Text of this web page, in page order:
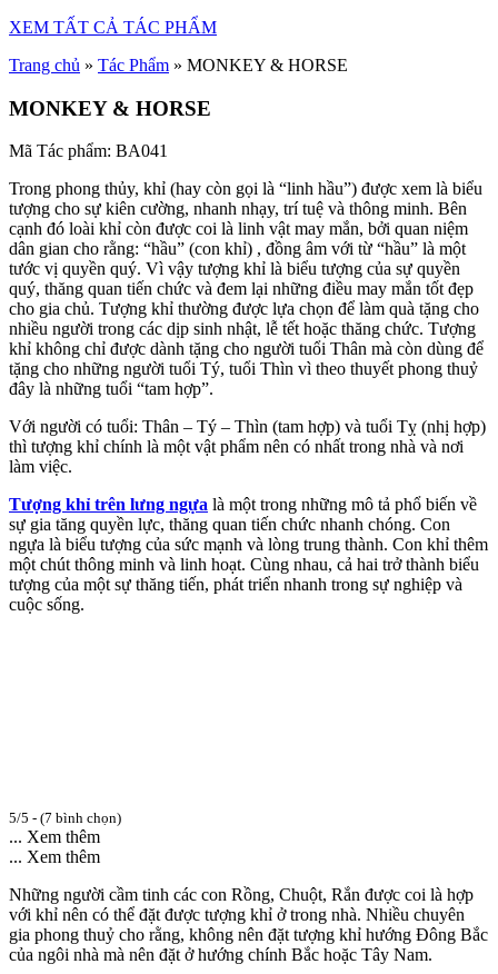
XEM TẤT CẢ TÁC PHẨM
Trang chủ » Tác Phẩm » MONKEY & HORSE
MONKEY & HORSE
Mã Tác phẩm: BA041
Trong phong thủy, khỉ (hay còn gọi là “linh hầu”) được xem là biểu
tượng cho sự kiên cường, nhanh nhạy, trí tuệ và thông minh. Bên
cạnh đó loài khỉ còn được coi là linh vật may mắn, bởi quan niệm
dân gian cho rằng: “hầu” (con khỉ) , đồng âm với từ “hầu” là một
tước vị quyền quý. Vì vậy tượng khỉ là biểu tượng của sự quyền
quý, thăng quan tiến chức và đem lại những điều may mắn tốt đẹp
cho gia chủ. Tượng khỉ thường được lựa chọn để làm quà tặng cho
nhiều người trong các dịp sinh nhật, lễ tết hoặc thăng chức. Tượng
khỉ không chỉ được dành tặng cho người tuổi Thân mà còn dùng để
tặng cho những người tuổi Tý, tuổi Thìn vì theo thuyết phong thuỷ
đây là những tuổi “tam hợp”.
Với người có tuổi: Thân – Tý – Thìn (tam hợp) và tuổi Tỵ (nhị hợp)
thì tượng khỉ chính là một vật phẩm nên có nhất trong nhà và nơi
làm việc.
Tượng khỉ trên lưng ngựa là một trong những mô tả phổ biến về
sự gia tăng quyền lực, thăng quan tiến chức nhanh chóng. Con
ngựa là biểu tượng của sức mạnh và lòng trung thành. Con khỉ thêm
một chút thông minh và linh hoạt. Cùng nhau, cả hai trở thành biểu
tượng của một sự thăng tiến, phát triển nhanh trong sự nghiệp và
cuộc sống.
5/5 - (7 bình chọn)
... Xem thêm
... Xem thêm
Những người cầm tinh các con Rồng, Chuột, Rắn được coi là hợp
với khỉ nên có thể đặt được tượng khỉ ở trong nhà. Nhiều chuyên
gia phong thuỷ cho rằng, không nên đặt tượng khỉ hướng Đông Bắc
của ngôi nhà mà nên đặt ở hướng chính Bắc hoặc Tây Nam.